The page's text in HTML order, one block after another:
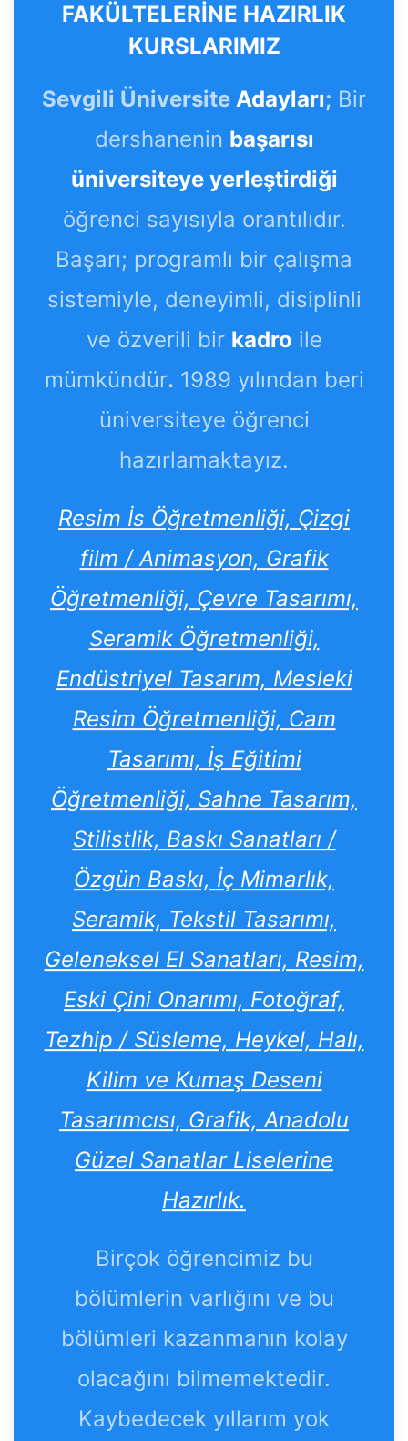
FAKÜLTELERİNE HAZIRLIK
KURSLARIMIZ
Sevgili Üniversite Adayları; Bir
dershanenin başarısı
üniversiteye yerleştirdiği
öğrenci sayısıyla orantılıdır.
Başarı; programlı bir çalışma
sistemiyle, deneyimli, disiplinli
ve özverili bir kadro ile
mümkündür. 1989 yılından beri
üniversiteye öğrenci
hazırlamaktayız.
Resim İs Öğretmenliği, Çizgi
film / Animasyon, Grafik
Öğretmenliği, Çevre Tasarımı,
Seramik Öğretmenliği,
Endüstriyel Tasarım, Mesleki
Resim Öğretmenliği, Cam
Tasarımı, İş Eğitimi
Öğretmenliği, Sahne Tasarım,
Stilistlik, Baskı Sanatları /
Özgün Baskı, İç Mimarlık,
Seramik, Tekstil Tasarımı,
Geleneksel El Sanatları, Resim,
Eski Çini Onarımı, Fotoğraf,
Tezhip / Süsleme, Heykel, Halı,
Kilim ve Kumaş Deseni
Tasarımcısı, Grafik, Anadolu
Güzel Sanatlar Liselerine
Hazırlık.
Birçok öğrencimiz bu
bölümlerin varlığını ve bu
bölümleri kazanmanın kolay
olacağını bilmemektedir.
Kaybedecek yıllarım yok